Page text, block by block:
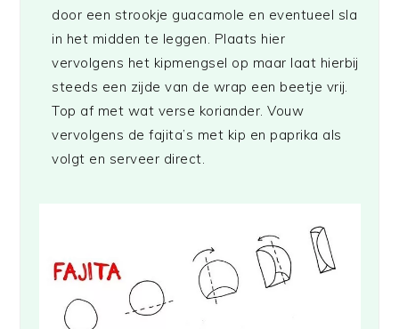
door een strookje guacamole en eventueel sla
in het midden te leggen. Plaats hier
vervolgens het kipmengsel op maar laat hierbij
steeds een zijde van de wrap een beetje vrij.
Top af met wat verse koriander. Vouw
vervolgens de fajita’s met kip en paprika als
volgt en serveer direct.